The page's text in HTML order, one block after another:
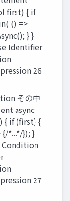
first) { if
() =>
} }
Identiﬁer
26
その中
async
{ if (first) {
*...*/}); }
Condition
27